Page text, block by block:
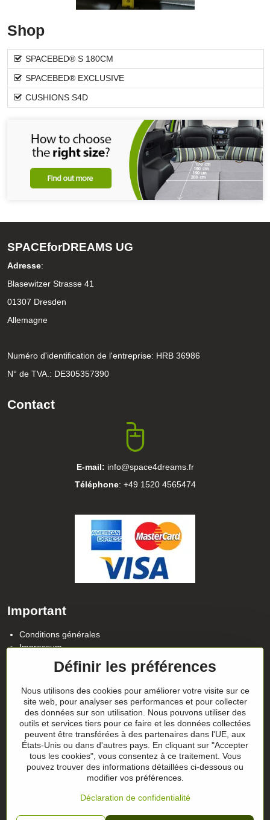
Shop
SPACEBED® S 180CM
SPACEBED® EXCLUSIVE
CUSHIONS S4D
SPACEforDREAMS UG
Adresse:
Blasewitzer Strasse 41
01307 Dresden
Allemagne
Numéro d'identification de l'entreprise: HRB 36986
N° de TVA.: DE305357390
Contact
E-mail: info@space4dreams.fr
Téléphone: +49 1520 4565474
Important
Conditions générales
Impressum
Politique de confidentialité
Suivez notre actualité sur nos réseaux
Facebook Instagram
Conseils sur les cadeaux
Les chèques-cadeaux
©2026Copyright
Définir les préférences
Nous utilisons des cookies pour améliorer votre visite sur ce
site web, pour analyser ses performances et pour collecter
des données sur son utilisation. Nous pouvons utiliser des
outils et services tiers pour ce faire et les données collectées
peuvent être transférées à des partenaires dans l'UE, aux
États-Unis ou dans d'autres pays. En cliquant sur "Accepter
tous les cookies", vous consentez à ce traitement. Vous
pouvez trouver des informations détaillées ci-dessous ou
modifier vos préférences.
Déclaration de confidentialité